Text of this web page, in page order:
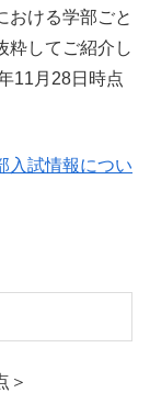
おける学部ごと
粋してご紹介し
11月28日時点
入試情報につい
＞